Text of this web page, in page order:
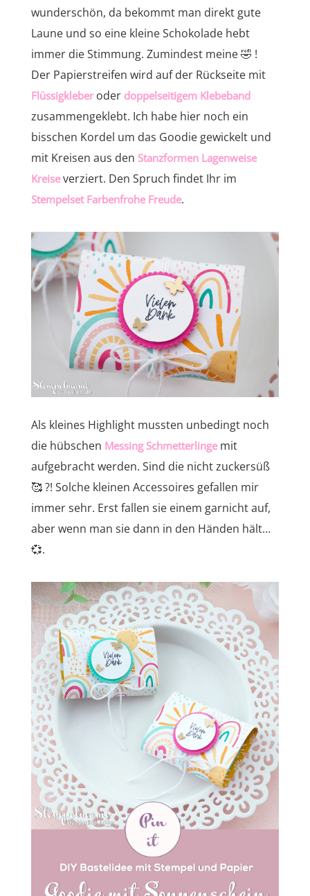
wunderschön, da bekommt man direkt gute
Laune und so eine kleine Schokolade hebt
immer die Stimmung. Zumindest meine 🤣 !
Der Papierstreifen wird auf der Rückseite mit
Flüssigkleberoder doppelseitigem Klebeband
zusammengeklebt. Ich habe hier noch ein
bisschen Kordel um das Goodie gewickelt und
mit Kreisen aus den Stanzformen Lagenweise
Kreiseverziert. Den Spruch findet Ihr im
Stempelset Farbenfrohe Freude.
Als kleines Highlight mussten unbedingt noch
die hübschen Messing Schmetterlingemit
aufgebracht werden. Sind die nicht zuckersüß
🥰 ?! Solche kleinen Accessoires gefallen mir
immer sehr. Erst fallen sie einem garnicht auf,
aber wenn man sie dann in den Händen hält…
💞.